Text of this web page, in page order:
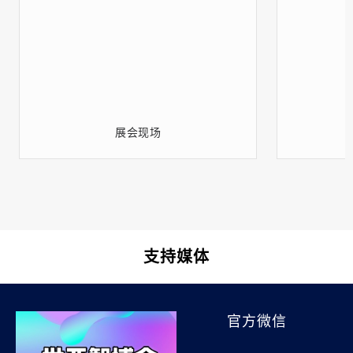
展会现场
支持媒体
官方微信